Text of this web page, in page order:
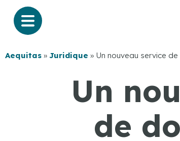
Aequitas » Juridique » Un nouveau service
Un
de